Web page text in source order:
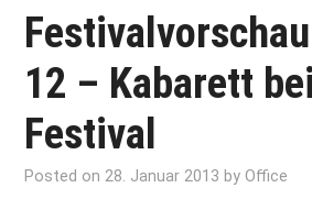
AUSSTELLUNGEN
ARCHIV
12 – Kabarett
Festival
Posted on28. Januar 2013 byOffice